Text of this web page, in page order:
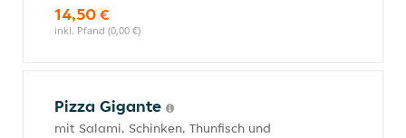
14,50 €
inkl. Pfand (0,00 €)
Pizza Gigante
mit Salami, Schinken, Thunfisch und